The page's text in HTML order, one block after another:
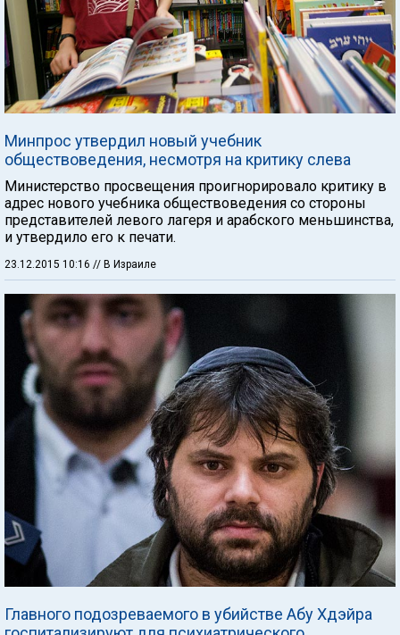
Минпрос утвердил новый учебник
обществоведения, несмотря на критику слева
Министерство просвещения проигнорировало критику в
адрес нового учебника обществоведения со стороны
представителей левого лагеря и арабского меньшинства,
и утвердило его к печати.
23.12.2015 10:16 // В Израиле
Главного подозреваемого в убийстве Абу Хдэйра